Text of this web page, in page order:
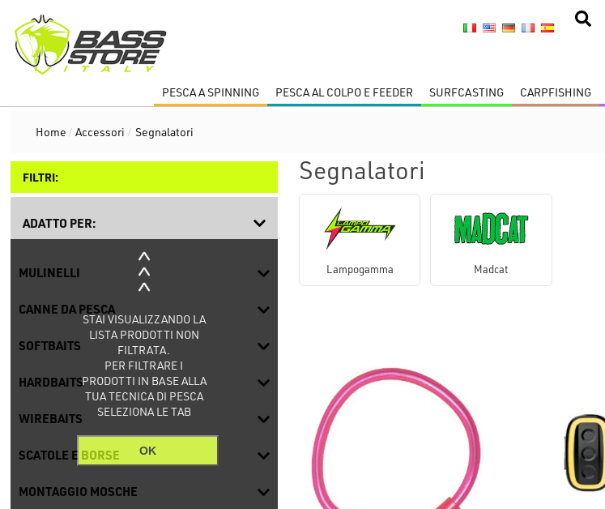
PESCA A SPINNING PESCA AL COLPO E FEEDER SURFCASTING CARPFISHING
Home / Accessori / Segnalatori
FILTRI:
STAI VISUALIZZANDO LA
LISTA PRODOTTI NON
FILTRATA.
PER FILTRARE I
PRODOTTI IN BASE ALLA
TUA TECNICA DI PESCA
SELEZIONA LE TAB
OK
ADATTO PER:
MULINELLI
CANNE DA PESCA
SOFTBAITS
HARDBAITS
WIREBAITS
SCATOLE E BORSE
MONTAGGIO MOSCHE
Segnalatori
Lampogamma Madcat